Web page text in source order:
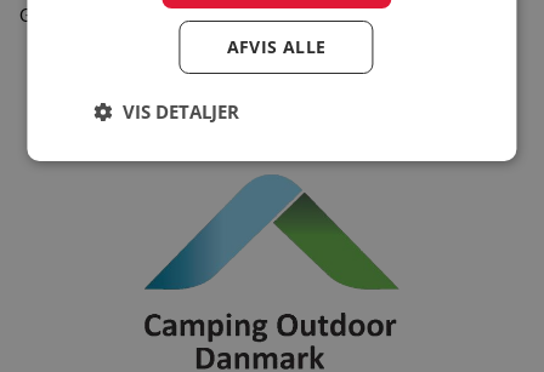
Gå til turistinfo
AFVIS ALLE
VIS DETALJER